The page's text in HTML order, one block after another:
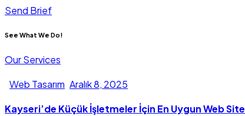
Send Brief
See What We Do!
Our Services
Web Tasarım Aralık 8, 2025
Kayseri’de Küçük İşletmeler İçin En Uygun Web